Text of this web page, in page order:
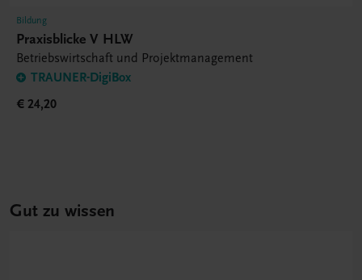
Bildung
Praxisblicke V HLW
Betriebswirtschaft und Projektmanagement
TRAUNER-DigiBox
€ 24,20
Gut zu wissen